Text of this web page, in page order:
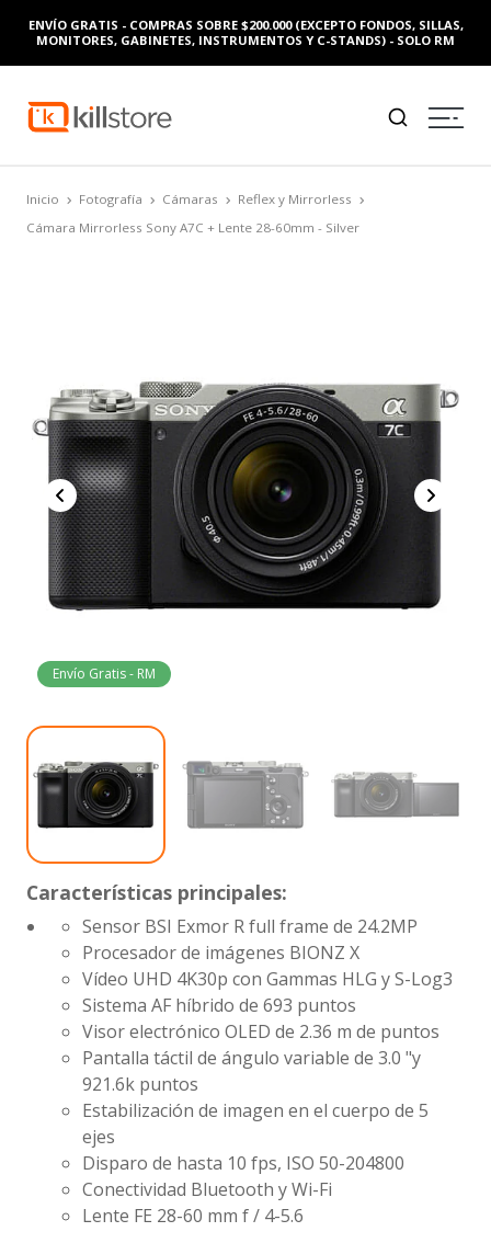
ENVÍO GRATIS - COMPRAS SOBRE $200.000 (EXCEPTO FONDOS, SILLAS,
MONITORES, GABINETES, INSTRUMENTOS Y C-STANDS) - SOLO RM
Inicio Fotografía Cámaras
Reflex y Mirrorless
Cámara Mirrorless Sony A7C + Lente 28-60mm - Silver
Envío Gratis - RM
Características principales:
Sensor BSI Exmor R full frame de 24.2MP
Procesador de imágenes BIONZ X
Vídeo UHD 4K30p con Gammas HLG y S-Log3
Sistema AF híbrido de 693 puntos
Visor electrónico OLED de 2.36 m de puntos
Pantalla táctil de ángulo variable de 3.0 "y
921.6k puntos
Estabilización de imagen en el cuerpo de 5
ejes
Disparo de hasta 10 fps, ISO 50-204800
Conectividad Bluetooth y Wi-Fi
Lente FE 28-60 mm f / 4-5.6